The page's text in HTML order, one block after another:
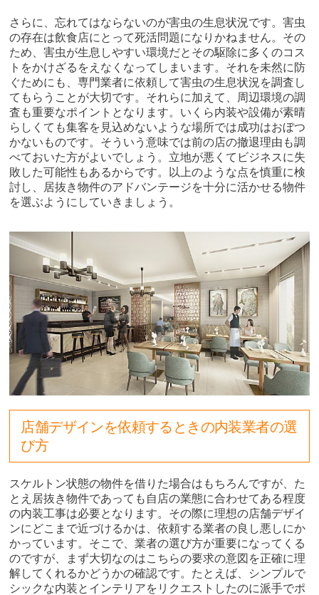
さらに、忘れてはならないのが害虫の生息状況です。害虫
の存在は飲食店にとって死活問題になりかねません。その
ため、害虫が生息しやすい環境だとその駆除に多くのコス
トをかけざるをえなくなってしまいます。それを未然に防
ぐためにも、専門業者に依頼して害虫の生息状況を調査し
てもらうことが大切です。それらに加えて、周辺環境の調
査も重要なポイントとなります。いくら内装や設備が素晴
らしくても集客を見込めないような場所では成功はおぼつ
かないものです。そういう意味では前の店の撤退理由も調
べておいた方がよいでしょう。立地が悪くてビジネスに失
敗した可能性もあるからです。以上のような点を慎重に検
討し、居抜き物件のアドバンテージを十分に活かせる物件
を選ぶようにしていきましょう。
店舗デザインを依頼するときの内装業者の選
び方
スケルトン状態の物件を借りた場合はもちろんですが、た
とえ居抜き物件であっても自店の業態に合わせてある程度
の内装工事は必要となります。その際に理想の店舗デザイ
ンにどこまで近づけるかは、依頼する業者の良し悪しにか
かっています。そこで、業者の選び方が重要になってくる
のですが、まず大切なのはこちらの要求の意図を正確に理
解してくれるかどうかの確認です。たとえば、シンプルで
シックな内装とインテリアをリクエストしたのに派手でポ